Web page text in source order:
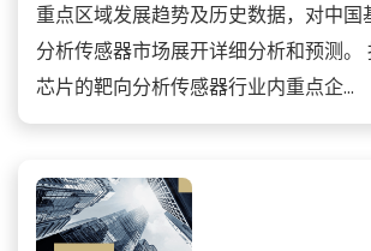
重点区域发展趋势及历史数据，对中国
分析传感器市场展开详细分析和预测。
芯片的靶向分析传感器行业内重点企...